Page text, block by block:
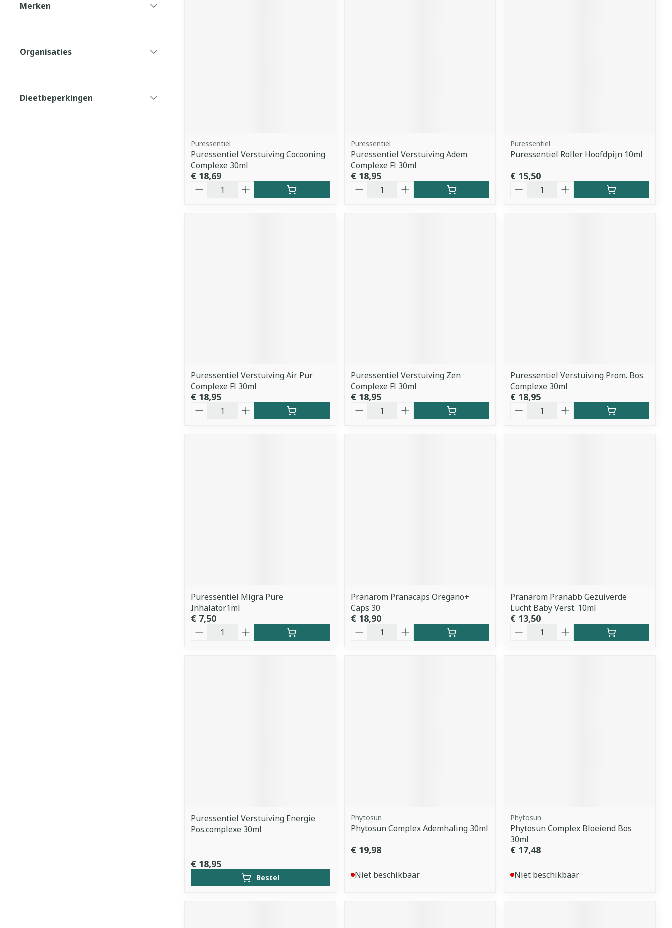
Merken
Organisaties
Dieetbeperkingen
Puressentiel
Puressentiel Verstuiving Cocooning
Complexe 30ml
€ 18,69
Puressentiel
Puressentiel Verstuiving Adem
Complexe Fl 30ml
€ 18,95
Puressentiel
Puressentiel Roller Hoofdpijn 10ml
€ 15,50
Puressentiel Verstuiving Air Pur
Complexe Fl 30ml
€ 18,95
Puressentiel Verstuiving Zen
Complexe Fl 30ml
€ 18,95
Puressentiel Verstuiving Prom. Bos
Complexe 30ml
€ 18,95
Puressentiel Migra Pure
Inhalator1ml
€ 7,50
Pranarom Pranacaps Oregano+
Caps 30
€ 18,90
Pranarom Pranabb Gezuiverde
Lucht Baby Verst. 10ml
€ 13,50
Puressentiel Verstuiving Energie
Pos.complexe 30ml
€ 18,95
Bestel
Phytosun
Phytosun Complex Ademhaling 30ml
€ 19,98
Niet beschikbaar
Phytosun
Phytosun Complex Bloeiend Bos
30ml
€ 17,48
Niet beschikbaar